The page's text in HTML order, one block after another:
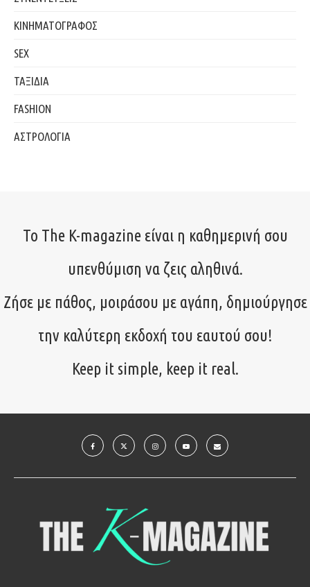
ΚΙΝΗΜΑΤΟΓΡΑΦΟΣ
SEX
ΤΑΞΙΔΙΑ
FASHION
ΑΣΤΡΟΛΟΓΙΑ
Το The K-magazine είναι η καθημερινή σου
υπενθύμιση να ζεις αληθινά.
Ζήσε με πάθος, μοιράσου με αγάπη, δημιούργησε
την καλύτερη εκδοχή του εαυτού σου!
Keep it simple, keep it real.